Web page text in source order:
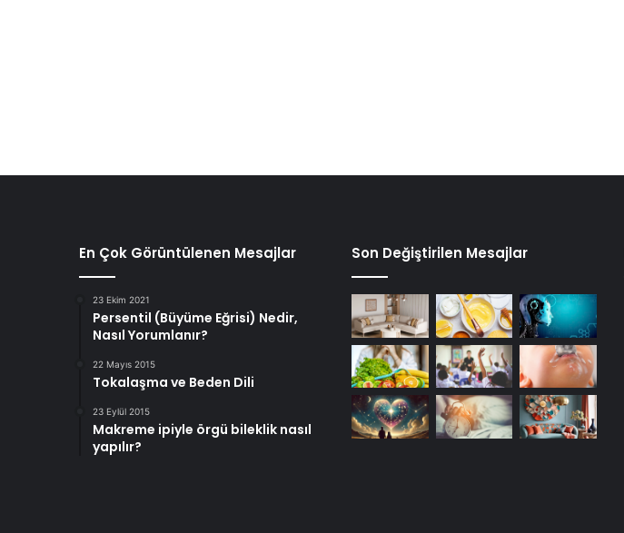
En Çok Görüntülenen Mesajlar
23 Ekim 2021
Persentil (Büyüme Eğrisi) Nedir,
Nasıl Yorumlanır?
22 Mayıs 2015
Tokalaşma ve Beden Dili
23 Eylül 2015
Makreme ipiyle örgü bileklik nasıl
yapılır?
Son Değiştirilen Mesajlar